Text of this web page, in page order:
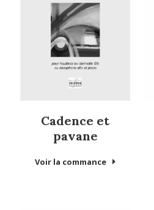
Cadence et
pavane
Voir la commance